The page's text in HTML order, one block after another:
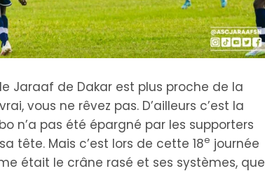
Jaraaf de Dakar est plus proche de la
vous ne rêvez pas. D’ailleurs c’est la
n’a pas été épargné par les supporters
tête. Mais c’est lors de cette 18e journée
était le crâne rasé et ses systèmes, que